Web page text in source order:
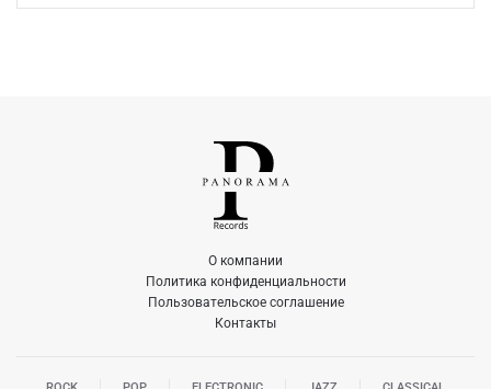
О компании
Политика конфиденциальности
Пользовательское соглашение
Контакты